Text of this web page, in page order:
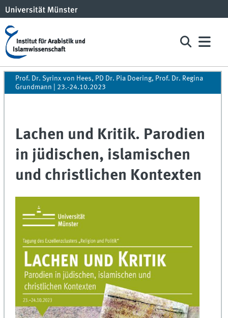
Prof. Dr. Syrinx von Hees, PD Dr. Pia Doering, Prof. Dr. Regina
Grundmann | 23.-24.10.2023
Lachen und Kritik. Parodien
in jüdischen, islamischen
und christlichen Kontexten